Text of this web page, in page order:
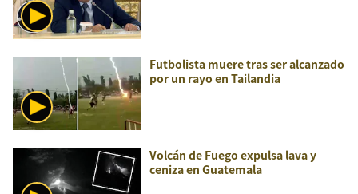
Futbolista muere tras ser alcanzado
por un rayo en Tailandia
Volcán de Fuego expulsa lava y
ceniza en Guatemala